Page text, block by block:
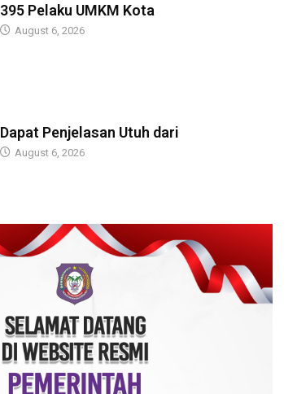
395 Pelaku UMKM Kota
August 6, 2026
Dapat Penjelasan Utuh dari
August 6, 2026